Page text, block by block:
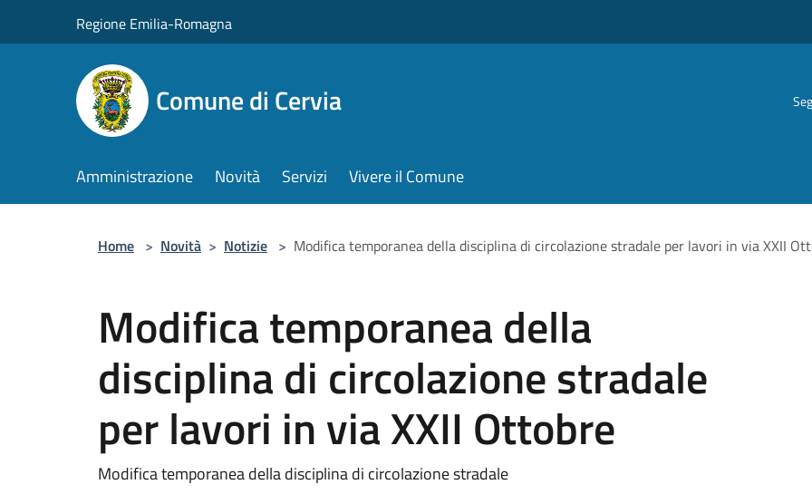
Regione Emilia-Romagna
Comune di Cervia
Amministrazione Novità Servizi Vivere il Comune
Home > Novità > Notizie > Modifica temporanea della disciplina di circolazione stradale per lavori in via XXII
Modifica temporanea della
disciplina di circolazione stradale
per lavori in via XXII Ottobre
Modifica temporanea della disciplina di circolazione stradale